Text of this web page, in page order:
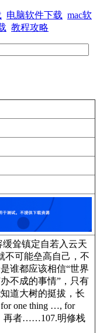
电脑软件下载 mac软
教程攻略
耸镇定自若入云天
不可能垒高自己，不
谁都应该相信“世界
不成的事情”，只有
道大树的挺拔，长
one thing …, for
再者……107.明修栈